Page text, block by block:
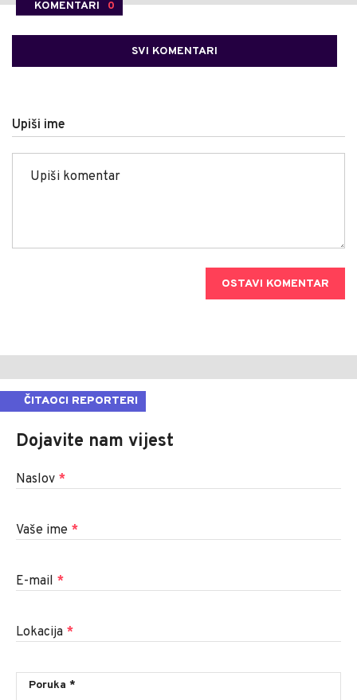
KOMENTARI 0
SVI KOMENTARI
Upiši ime
OSTAVI KOMENTAR
ČITAOCI REPORTERI
Dojavite nam vijest
Naslov *
Vaše ime *
E-mail *
Lokacija *